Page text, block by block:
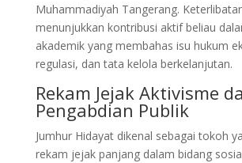
Muhammadiyah Tangerang.
menunjukkan kontribusi aktif beliau
akademik yang membahas isu hukum
regulasi, dan tata kelola berkelanjutan.
Rekam Jejak Aktivisme
Pengabdian Publik
Jumhur Hidayat dikenal sebagai tokoh
rekam jejak panjang dalam bidang